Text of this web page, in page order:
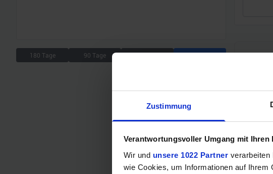
Zustimmung
Verantwortungsvoller Umgang mit Ihren
Wir und unsere 1022 Partner verarbeiten
wie Cookies, um Informationen auf Ihrem
180 Tage 90 Tage 30 Tage 7 Tage